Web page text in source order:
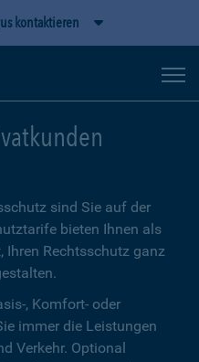
kontaktieren
sind Sie auf der
bieten Ihnen als
Ihren Rechtsschutz ganz
, Komfort- oder
immer die Leistungen
Verkehr. Optional